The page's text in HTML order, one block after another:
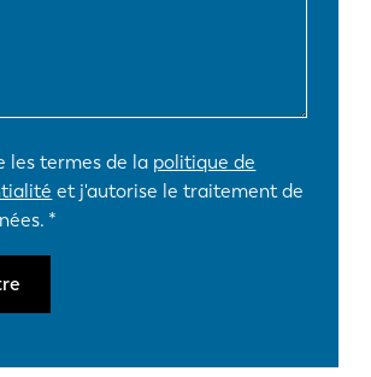
les termes de la politique de
et j'autorise le traitement de